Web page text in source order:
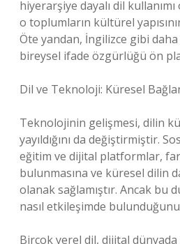
hiyerarşiye dayalı dil kullanımı
o toplumların kültürel
Öte yandan, İngilizce gibi
bireysel ifade özgürlüğü ön
Dil ve Teknoloji: Küresel
Teknolojinin gelişmesi, dilin
yayıldığını da değiştirmiştir.
eğitim ve dijital platformlar,
bulunmasına ve küresel dilin
olanak sağlamıştır. Ancak bu
nasıl etkileşimde
Birçok yerel dil, dijital